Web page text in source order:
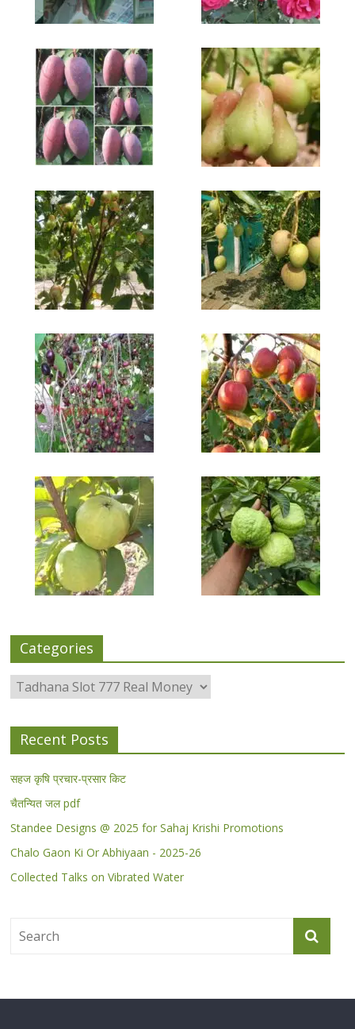
Categories
Categories
Recent Posts
सहज कृषि प्रचार-प्रसार किट
चैतन्यित जल pdf
Standee Designs @ 2025 for Sahaj Krishi Promotions
Chalo Gaon Ki Or Abhiyaan - 2025-26
Collected Talks on Vibrated Water